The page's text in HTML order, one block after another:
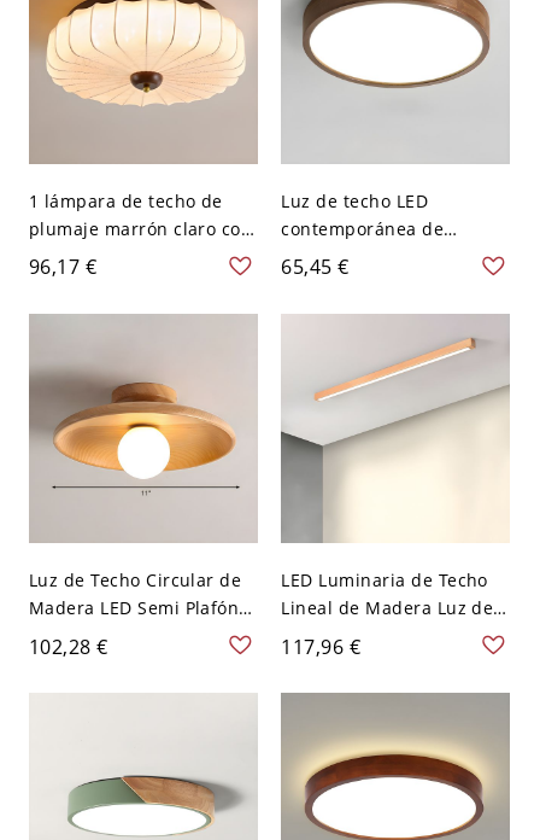
1 lámpara de techo de
plumaje marrón claro con
pantalla de tela - 110 A
120 V 40,64 cm
96,17 €
Luz de techo LED
contemporánea de
montaje empotrado en
madera con pantalla
acrílica - Color Nuez 110 A
120 V 22,86 cm Círculo
65,45 €
Luz de Techo Circular de
Madera LED Semi Plafón
Modernista para Corredor
- 110 A 120 V Madera
102,28 €
LED Luminaria de Techo
Lineal de Madera Luz de
Techo Simplista para
Cuarto - Madera 110 A
120 V 59,69 cm
117,96 €